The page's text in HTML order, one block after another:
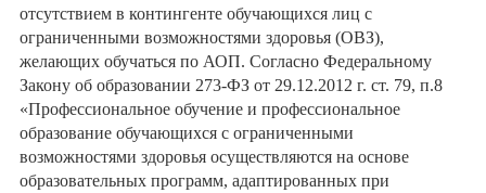
отсутствием в контингенте обучающихся лиц с
ограниченными возможностями здоровья (ОВЗ),
желающих обучаться по АОП. Согласно Федеральному
Закону об образовании 273-ФЗ от 29.12.2012 г. ст. 79, п.8
«Профессиональное обучение и профессиональное
образование обучающихся с ограниченными
возможностями здоровья осуществляются на основе
образовательных программ, адаптированных при